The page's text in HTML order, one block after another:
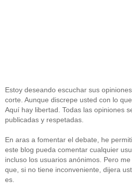
Estoy deseando escuchar sus
corte. Aunque discrepe usted con lo
Aquí hay libertad. Todas las opiniones
publicadas y respetadas.
En aras a fomentar el debate, he
este blog pueda comentar cualquier
incluso los usuarios anónimos. Pero
que, si no tiene inconveniente, dijera
es.